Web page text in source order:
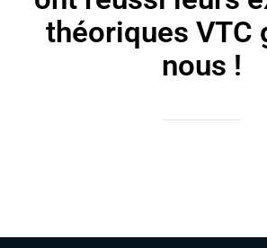
théoriques VTC
nous !